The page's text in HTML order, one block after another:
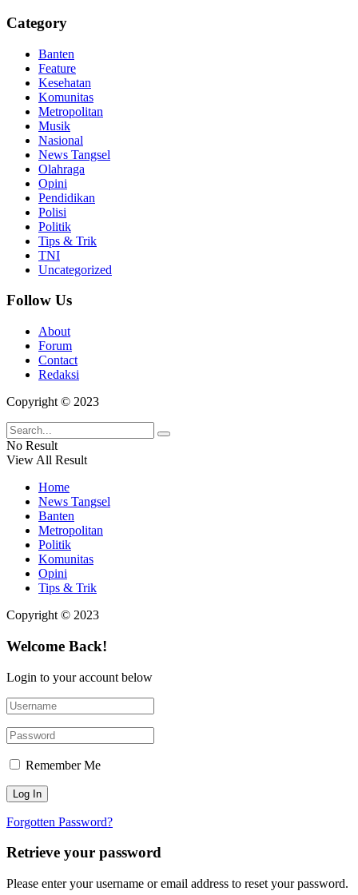
Category
Banten
Feature
Kesehatan
Komunitas
Metropolitan
Musik
Nasional
News Tangsel
Olahraga
Opini
Pendidikan
Polisi
Politik
Tips & Trik
TNI
Uncategorized
Follow Us
About
Forum
Contact
Redaksi
Copyright © 2023
No Result
View All Result
Home
News Tangsel
Banten
Metropolitan
Politik
Komunitas
Opini
Tips & Trik
Copyright © 2023
Welcome Back!
Login to your account below
Remember Me
Forgotten Password?
Retrieve your password
Please enter your username or email address to reset your password.